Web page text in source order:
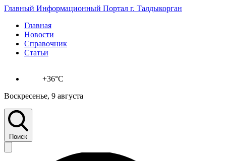
Главный Информационный Портал г. Талдыкорган
Главная
Новости
Справочник
Статьи
+36°C
Воскресенье, 9 августа
Поиск